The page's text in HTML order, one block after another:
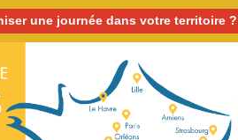
une journée dans votre territoire